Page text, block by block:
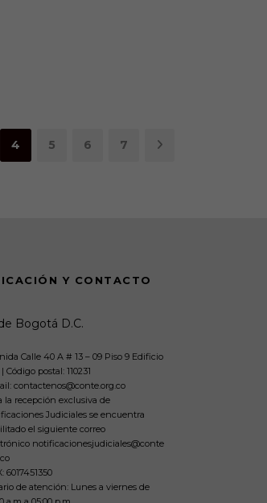
4 5 6 7
Y CONTACTO
Bogotá D.C.
Calle 40 A # 13 – 09 Piso 9 Edificio
Código postal: 110231
contactenos@conte.org.co
la recepción exclusiva de
Judiciales se encuentra
el siguiente correo
notificacionesjudiciales@conte
6017451350
de atención: Lunes a viernes de